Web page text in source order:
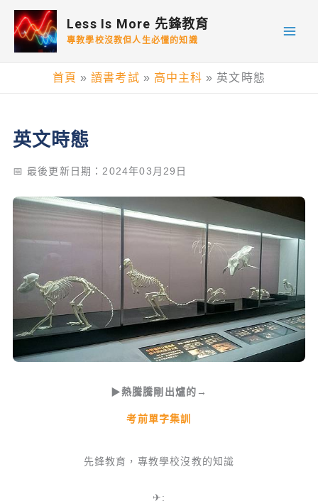
Less Is More 先鋒教育
專教學校沒教但人生必懂的知識
首頁 讀書考試 高中主科 英文時態
英文時態
📅 最後更新日期：2024年03月29日
▶熱騰騰剛出爐的→
考前單字集訓
先鋒教育，專教學校沒教的知識
✈: